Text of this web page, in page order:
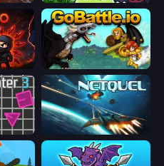
GoBattle.io
Netquel